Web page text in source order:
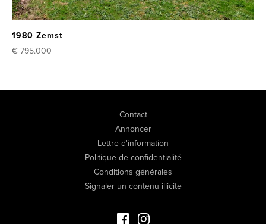
1980 Zemst
€ 795.000
Contact
Annoncer
Lettre d'information
Politique de confidentialité
Conditions générales
Signaler un contenu illicite
Facebook Immo de Luxe
Instagram Immo de Luxe